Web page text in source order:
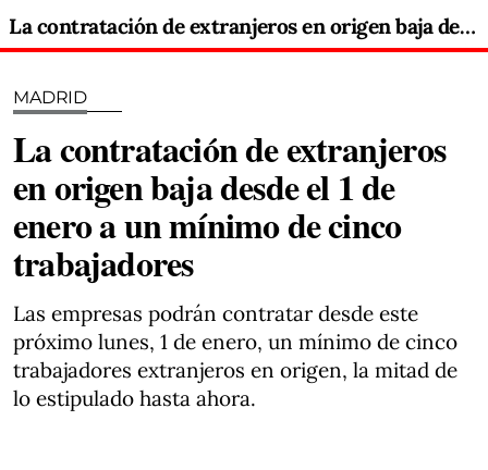
La contratación de extranjeros en origen baja desde el 1 de enero a un mínimo de cinco trabajadores
MADRID
La contratación de extranjeros
en origen baja desde el 1 de
enero a un mínimo de cinco
trabajadores
Las empresas podrán contratar desde este
próximo lunes, 1 de enero, un mínimo de cinco
trabajadores extranjeros en origen, la mitad de
lo estipulado hasta ahora.